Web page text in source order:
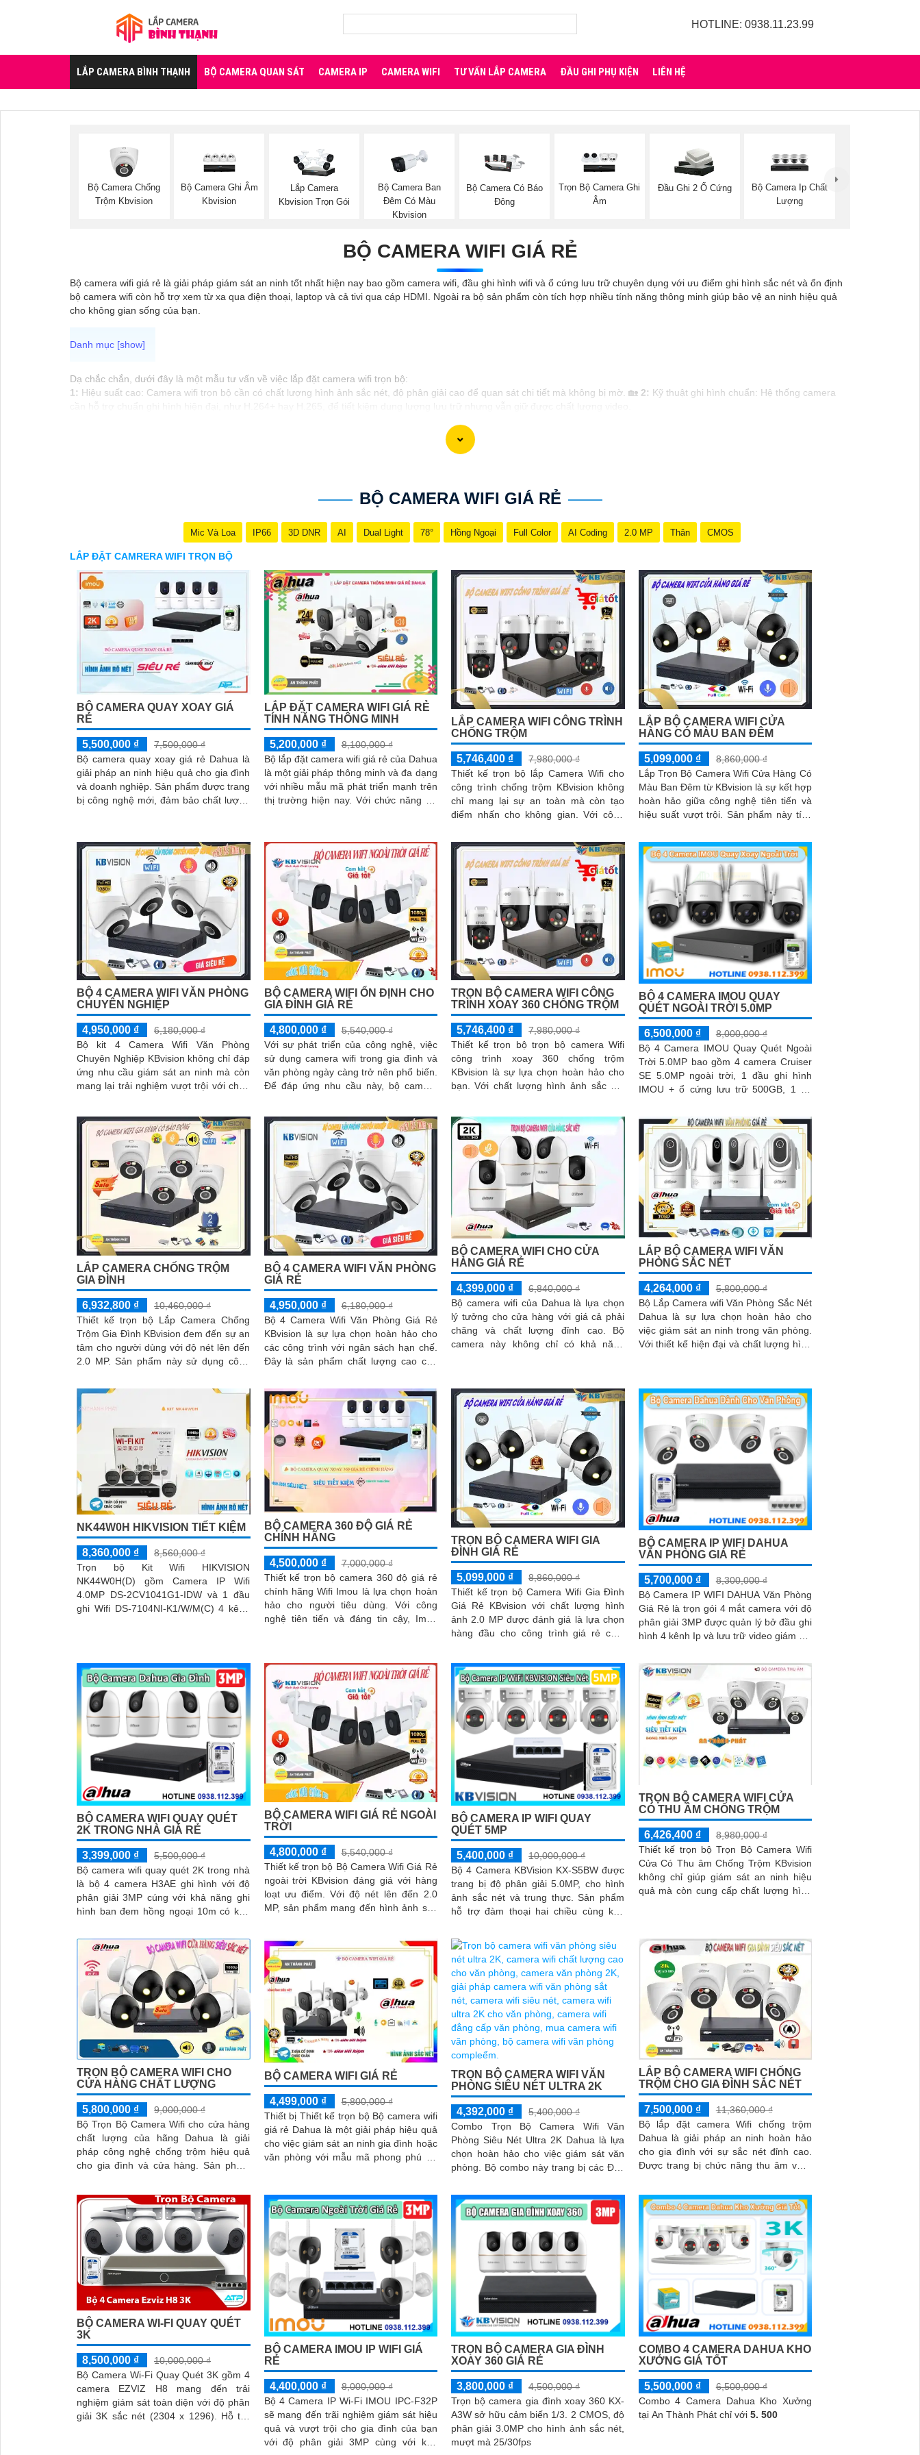
HOTLINE: 0938.11.23.99
LẮP CAMERA BÌNH THẠNH BỘ CAMERA QUAN SÁT CAMERA IP CAMERA WIFI TƯ VẤN LẮP CAMERA ĐẦU GHI PHỤ KIỆN LIÊN HỆ
Bộ Camera Chống
Trộm Kbvision
Bộ Camera Ghi Âm
Kbvision
Lắp Camera
Kbvision Trọn Gói
Bộ Camera Ban
Đêm Có Màu
Kbvision
Bộ Camera Có Báo
Đông
Trọn Bộ Camera Ghi
Âm
Đầu Ghi 2 Ổ Cứng
Bộ Camera Ip Chất
Lượng
BỘ CAMERA WIFI GIÁ RẺ
Bộ camera wifi giá rẻ là giải pháp giám sát an ninh tốt nhất hiện nay bao gồm camera wifi, đầu ghi hình wifi và ổ cứng lưu trữ chuyên dụng với ưu điểm ghi hình sắc nét và ổn định
bộ camera wifi còn hỗ trợ xem từ xa qua điện thoại, laptop và cả tivi qua cáp HDMI. Ngoài ra bộ sản phẩm còn tích hợp nhiều tính năng thông minh giúp bảo vệ an ninh hiệu quả
cho không gian sống của bạn.
Dạ chắc chắn, dưới đây là một mẫu tư vấn về việc lắp đặt camera wifi trọn bộ:
1: Hiệu suất cao: Camera wifi trọn bộ cần có chất lượng hình ảnh sắc nét, độ phân giải cao để quan sát chi tiết mà không bị mờ. 🏡 2: Kỹ thuật ghi hình chuẩn: Hệ thống camera
Hệ thống lưu trữ đám mây: Lựa chọn các loại camera có hệ thống lưu trữ đám mây sẽ giúp bạn dễ dàng truy cập và quản lý hình ảnh từ xa thông qua ứng dụng di động.
Tính năng thông minh: Camera wifi trọn bộ nên có các tính năng thông minh như cảnh báo chuyển động, cảm biến hồng ngoại, đàm thoại 2 chiều để nâng cao khả năng giám
BỘ CAMERA WIFI GIÁ RẺ
Mic Và Loa IP66 3D DNR AI Dual Light 78° Hồng Ngoại Full Color AI Coding 2.0 MP Thân CMOS
LẮP ĐẶT CAMRERA WIFI TRỌN BỘ
BỘ CAMERA QUAY XOAY GIÁ
RẺ
5,500,000 ₫
7,500,000 ₫
Bộ camera quay xoay giá rẻ Dahua là
giải pháp an ninh hiệu quả cho gia đình
và doanh nghiệp. Sản phẩm được trang
bị công nghệ mới, đảm bảo chất lượng
LẮP ĐẶT CAMERA WIFI GIÁ RẺ
TÍNH NĂNG THÔNG MINH
5,200,000 ₫
8,100,000 ₫
Bộ lắp đặt camera wifi giá rẻ của Dahua
là một giải pháp thông minh và đa dạng
với nhiều mẫu mã phát triển mạnh trên
thị trường hiện nay. Với chức năng ưu
LẮP CAMERA WIFI CÔNG TRÌNH
CHỐNG TRỘM
5,746,400 ₫
7,980,000 ₫
Thiết kế trọn bộ lắp Camera Wifi cho
công trình chống trộm KBvision không
chỉ mang lại sự an toàn mà còn tạo
điểm nhấn cho không gian. Với công
được nâng cấp độ nét đến 2
LẮP BỘ CAMERA WIFI CỬA
HÀNG CÓ MÀU BAN ĐÊM
5,099,000 ₫
8,860,000 ₫
Lắp Trọn Bộ Camera Wifi Cửa Hàng Có
Màu Ban Đêm từ KBvision là sự kết hợp
hoàn hảo giữa công nghệ tiên tiến và
hiệu suất vượt trội. Sản phẩm này tích
đảm bảo sự an toàn cho cửa hàng của
bạn
BỘ 4 CAMERA WIFI VĂN PHÒNG
CHUYÊN NGHIỆP
4,950,000 ₫
6,180,000 ₫
Bộ kit 4 Camera Wifi Văn Phòng
Chuyên Nghiệp KBvision không chỉ đáp
ứng nhu cầu giám sát an ninh mà còn
mang lại trải nghiệm vượt trội với chức
BỘ CAMERA WIFI ỔN ĐỊNH CHO
GIA ĐÌNH GIÁ RẺ
4,800,000 ₫
5,540,000 ₫
Với sự phát triển của công nghệ, việc
sử dụng camera wifi trong gia đình và
văn phòng ngày càng trở nên phổ biến.
Để đáp ứng nhu cầu này, bộ camera
định
TRỌN BỘ CAMERA WIFI CÔNG
TRÌNH XOAY 360 CHỐNG TRỘM
5,746,400 ₫
7,980,000 ₫
Thiết kế trọn bộ trọn bộ camera Wifi
công trình xoay 360 chống trộm
KBvision là sự lựa chọn hoàn hảo cho
bạn. Với chất lượng hình ảnh sắc nét
BỘ 4 CAMERA IMOU QUAY
QUÉT NGOÀI TRỜI 5.0MP
6,500,000 ₫
8,000,000 ₫
Bộ 4 Camera IMOU Quay Quét Ngoài
Trời 5.0MP bao gồm 4 camera Cruiser
SE 5.0MP ngoài trời, 1 đầu ghi hình
IMOU + ổ cứng lưu trữ 500GB, 1 bộ
LẮP CAMERA CHỐNG TRỘM
GIA ĐÌNH
6,932,800 ₫
10,460,000 ₫
Thiết kế trọn bộ Lắp Camera Chống
Trộm Gia Đình KBvision đem đến sự an
tâm cho người dùng với độ nét lên đến
2.0 MP. Sản phẩm này sử dụng công
BỘ 4 CAMERA WIFI VĂN PHÒNG
GIÁ RẺ
4,950,000 ₫
6,180,000 ₫
Bộ 4 Camera Wifi Văn Phòng Giá Rẻ
KBvision là sự lựa chọn hoàn hảo cho
các công trình với ngân sách hạn chế.
Đây là sản phẩm chất lượng cao của
trang bị tính năng đáng chú ý là khả
năng thu âm và loa tích hợp
BỘ CAMERA WIFI CHO CỬA
HÀNG GIÁ RẺ
4,399,000 ₫
6,840,000 ₫
Bộ camera wifi của Dahua là lựa chọn
lý tưởng cho cửa hàng với giá cả phải
chăng và chất lượng đỉnh cao. Bộ
camera này không chỉ có khả năng
một cách dễ dàng
LẮP BỘ CAMERA WIFI VĂN
PHÒNG SẮC NÉT
4,264,000 ₫
5,800,000 ₫
Bộ Lắp Camera wifi Văn Phòng Sắc Nét
Dahua là sự lựa chọn hoàn hảo cho
việc giám sát an ninh trong văn phòng.
Với thiết kế hiện đại và chất lượng hình
NK44W0H HIKVISION TIẾT KIỆM
8,360,000 ₫
8,560,000 ₫
Trọn bộ Kit Wifi HIKVISION
NK44W0H(D) gồm Camera IP Wifi
4.0MP DS-2CV1041G1-IDW và 1 đầu
ghi Wifi DS-7104NI-K1/W/M(C) 4 kênh
BỘ CAMERA 360 ĐỘ GIÁ RẺ
CHÍNH HÃNG
4,500,000 ₫
7,000,000 ₫
Thiết kế trọn bộ camera 360 độ giá rẻ
chính hãng Wifi Imou là lựa chọn hoàn
hảo cho người tiêu dùng. Với công
nghệ tiên tiến và đáng tin cậy, Imou
TRỌN BỘ CAMERA WIFI GIA
ĐÌNH GIÁ RẺ
5,099,000 ₫
8,860,000 ₫
Thiết kế trọn bộ Camera Wifi Gia Đình
Giá Rẻ KBvision với chất lượng hình
ảnh 2.0 MP được đánh giá là lựa chọn
hàng đầu cho công trình giá rẻ chất
BỘ CAMERA IP WIFI DAHUA
VĂN PHÒNG GIÁ RẺ
5,700,000 ₫
8,300,000 ₫
Bộ Camera IP WIFI DAHUA Văn Phòng
Giá Rẻ là trọn gói 4 mắt camera với độ
phân giải 3MP được quản lý bở đầu ghi
hình 4 kênh Ip và lưu trữ video giám sát
với đầy đủ các chưc năng như AI Phát
hiện chuyển động, đàm thoại âm thanh
2 chiều và giám sát có màu vào ban
đêm
BỘ CAMERA WIFI QUAY QUÉT
2K TRONG NHÀ GIÁ RẺ
3,399,000 ₫
5,500,000 ₫
Bộ camera wifi quay quét 2K trong nhà
là bộ 4 camera H3AE ghi hình với độ
phân giải 3MP cúng với khả năng ghi
hình ban đem hồng ngoại 10m có khả
phát hiện chuyển động chuẩn sát rất
thích hợp lắp đặt cho các văn phòng,
gia đình, những vị trí giám sát yêu cầu
camera vừa có thể giám sát đêm vừa
có thể đàm thoại được âm thanh 2
chiều.
BỘ CAMERA WIFI GIÁ RẺ NGOÀI
TRỜI
4,800,000 ₫
5,540,000 ₫
Thiết kế trọn bộ Bộ Camera Wifi Giá Rẻ
ngoài trời KBvision đáng giá với hàng
loạt ưu điểm. Với độ nét lên đến 2.0
MP, sản phẩm mang đến hình ảnh sắc
BỘ CAMERA IP WIFI QUAY
QUÉT 5MP
5,400,000 ₫
10,000,000 ₫
Bộ 4 Camera KBVision KX-S5BW được
trang bị độ phân giải 5.0MP, cho hình
ảnh sắc nét và trung thực. Sản phẩm
hỗ trợ đàm thoại hai chiều cùng khả
TRỌN BỘ CAMERA WIFI CỬA
CÓ THU ÂM CHỐNG TRỘM
6,426,400 ₫
8,980,000 ₫
Thiết kế trọn bộ Trọn Bộ Camera Wifi
Cửa Có Thu âm Chống Trộm KBvision
không chỉ giúp giám sát an ninh hiệu
quả mà còn cung cấp chất lượng hình
TRỌN BỘ CAMERA WIFI CHO
CỬA HÀNG CHẤT LƯỢNG
5,800,000 ₫
9,000,000 ₫
Bộ Trọn Bộ Camera Wifi cho cửa hàng
chất lượng của hãng Dahua là giải
pháp công nghệ chống trộm hiệu quả
cho gia đình và cửa hàng. Sản phẩm
việt như có đèn và còi báo động thông
minh
BỘ CAMERA WIFI GIÁ RẺ
4,499,000 ₫
5,800,000 ₫
Thiết bị Thiết kế trọn bộ Bộ camera wifi
giá rẻ Dahua là một giải pháp hiệu quả
cho việc giám sát an ninh gia đình hoặc
văn phòng với mẫu mã phong phú đa
camera này sẽ là lựa chọn tuyệt vời cho
người dùng
TRỌN BỘ CAMERA WIFI VĂN
PHÒNG SIÊU NÉT ULTRA 2K
4,392,000 ₫
5,400,000 ₫
Combo Trọn Bộ Camera Wifi Văn
Phòng Siêu Nét Ultra 2K Dahua là lựa
chọn hoàn hảo cho việc giám sát văn
phòng. Bộ combo này trang bị các Đặc
trong phạm vi 3m, giúp ghi lại mọi tiếng
động quan trọng xung quanh
LẮP BỘ CAMERA WIFI CHỐNG
TRỘM CHO GIA ĐÌNH SẮC NÉT
7,500,000 ₫
11,360,000 ₫
Bộ lắp đặt camera Wifi chống trộm
Dahua là giải pháp an ninh hoàn hảo
cho gia đình với sự sắc nét đỉnh cao.
Được trang bị chức năng thu âm vượt
BỘ CAMERA WI-FI QUAY QUÉT
3K
8,500,000 ₫
10,000,000 ₫
Bộ Camera Wi-Fi Quay Quét 3K gồm 4
camera EZVIZ H8 mang đến trải
nghiệm giám sát toàn diện với độ phân
giải 3K sắc nét (2304 x 1296). Hỗ trợ
BỘ CAMERA IMOU IP WIFI GIÁ
RẺ
4,400,000 ₫
8,000,000 ₫
Bộ 4 Camera IP Wi-Fi IMOU IPC-F32P
sẽ mang đến trãi nghiệm giám sát hiệu
quả và vượt trội cho gia đình của bạn
với độ phân giải 3MP cùng với khả
TRỌN BỘ CAMERA GIA ĐÌNH
XOAY 360 GIÁ RẺ
3,800,000 ₫
4,500,000 ₫
Trọn bộ camera gia đình xoay 360 KX-
A3W sở hữu cảm biến 1/3. 2 CMOS, độ
phân giải 3.0MP cho hình ảnh sắc nét,
mượt mà 25/30fps
COMBO 4 CAMERA DAHUA KHO
XƯỞNG GIÁ TỐT
5,500,000 ₫
6,500,000 ₫
Combo 4 Camera Dahua Kho Xưởng
tại An Thành Phát chỉ với 5. 500